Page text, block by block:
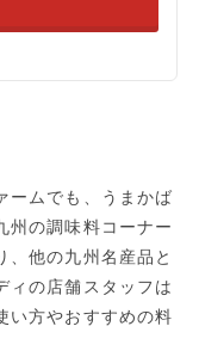
ームでも、うまかば
州の調味料コーナー
、他の九州名産品と
ィの店舗スタッフは
い方やおすすめの料